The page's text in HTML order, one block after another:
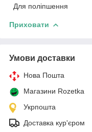
Для поліпшення
Приховати
Умови доставки
Нова Пошта
Магазини Rozetka
Укрпошта
Доставка кур'єром